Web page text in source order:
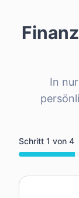
In
Schritt 1 von 4